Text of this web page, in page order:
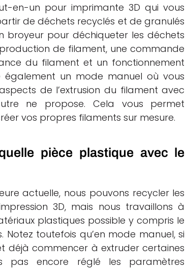
en-un pour imprimante 3D qui vous
de déchets recyclés et de granulés
broyeur pour déchiqueter les déchets
de filament, une commande
du filament et un fonctionnement
un mode manuel où vous
de l’extrusion du filament avec
ne propose. Cela vous permet
vos propres filaments sur mesure.
pièce plastique avec le
actuelle, nous pouvons recycler les
3D, mais nous travaillons à
plastiques possible y compris le
Notez toutefois qu’en mode manuel, si
déjà commencer à extruder certaines
pas encore réglé les paramètres